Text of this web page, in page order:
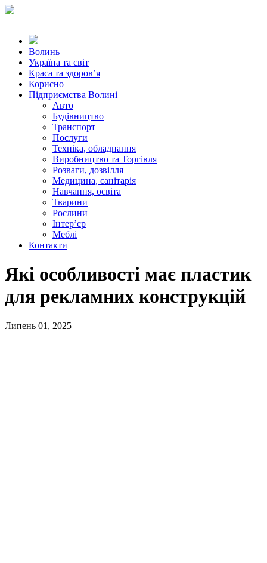
Волинь
Україна та світ
Краса та здоров’я
Корисно
Підприємства Волині
Авто
Будівництво
Транспорт
Послуги
Техніка, обладнання
Виробництво та Торгівля
Розваги, дозвілля
Медицина, санітарія
Навчання, освіта
Тварини
Рослини
Інтер’єр
Меблі
Контакти
Які особливості має пластик
для рекламних конструкцій
Липень 01, 2025